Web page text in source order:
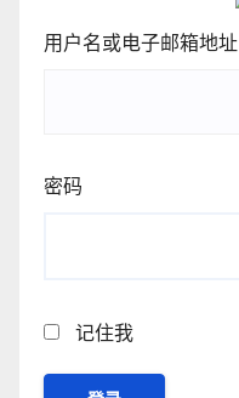
用户名或电子邮箱地址
密码
记住我